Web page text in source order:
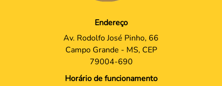
Endereço
Av. Rodolfo José Pinho, 66
Campo Grande - MS, CEP
79004-690
Horário de funcionamento